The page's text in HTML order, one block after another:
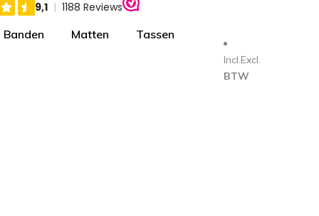
Banden Matten Tassen
Incl.Excl.
BTW